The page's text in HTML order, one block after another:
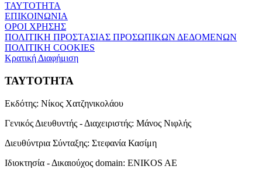
ΤΑΥΤΟΤΗΤΑ
ΕΠΙΚΟΙΝΩΝΙΑ
ΟΡΟΙ ΧΡΗΣΗΣ
ΠΟΛΙΤΙΚΗ ΠΡΟΣΤΑΣΙΑΣ ΠΡΟΣΩΠΙΚΩΝ ΔΕΔΟΜΕΝΩΝ
ΠΟΛΙΤΙΚΗ COOKIES
Κρατική Διαφήμιση
ΤΑΥΤΟΤΗΤΑ
Εκδότης: Νίκος Χατζηνικολάου
Γενικός Διευθυντής - Διαχειριστής: Μάνος Νιφλής
Διευθύντρια Σύνταξης: Στεφανία Κασίμη
Ιδιοκτησία - Δικαιούχος domain: ENIKOS AE